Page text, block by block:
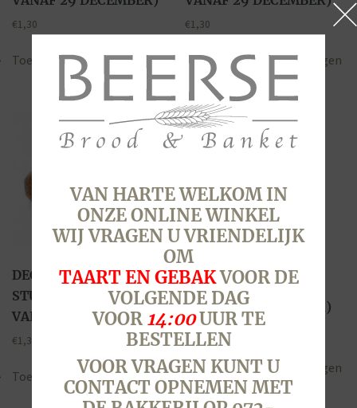
€1,30
Toevoegen aan winkelwagen
€1,30
Toevoegen aan winkelwagen
DECEMBERBOL, PER
STUK (BESTELPRODUCT
VANAF 30 DECEMBER)
€1,30
Toevoegen aan winkelwagen
APPELBEIGNET, 4
STUKS
(BESTELPRODUCT
VANAF 29 DECEMBER)
€ 10,40
Toevoegen aan winkelwagen
VAN HARTE WELKOM IN
ONZE ONLINE WINKEL
WIJ VRAGEN U VRIENDELIJK
OM
TAART EN GEBAKVOOR DE
VOLGENDE DAG
VOOR 14:00UUR TE
BESTELLEN
VOOR VRAGEN KUNT U
CONTACT OPNEMEN MET